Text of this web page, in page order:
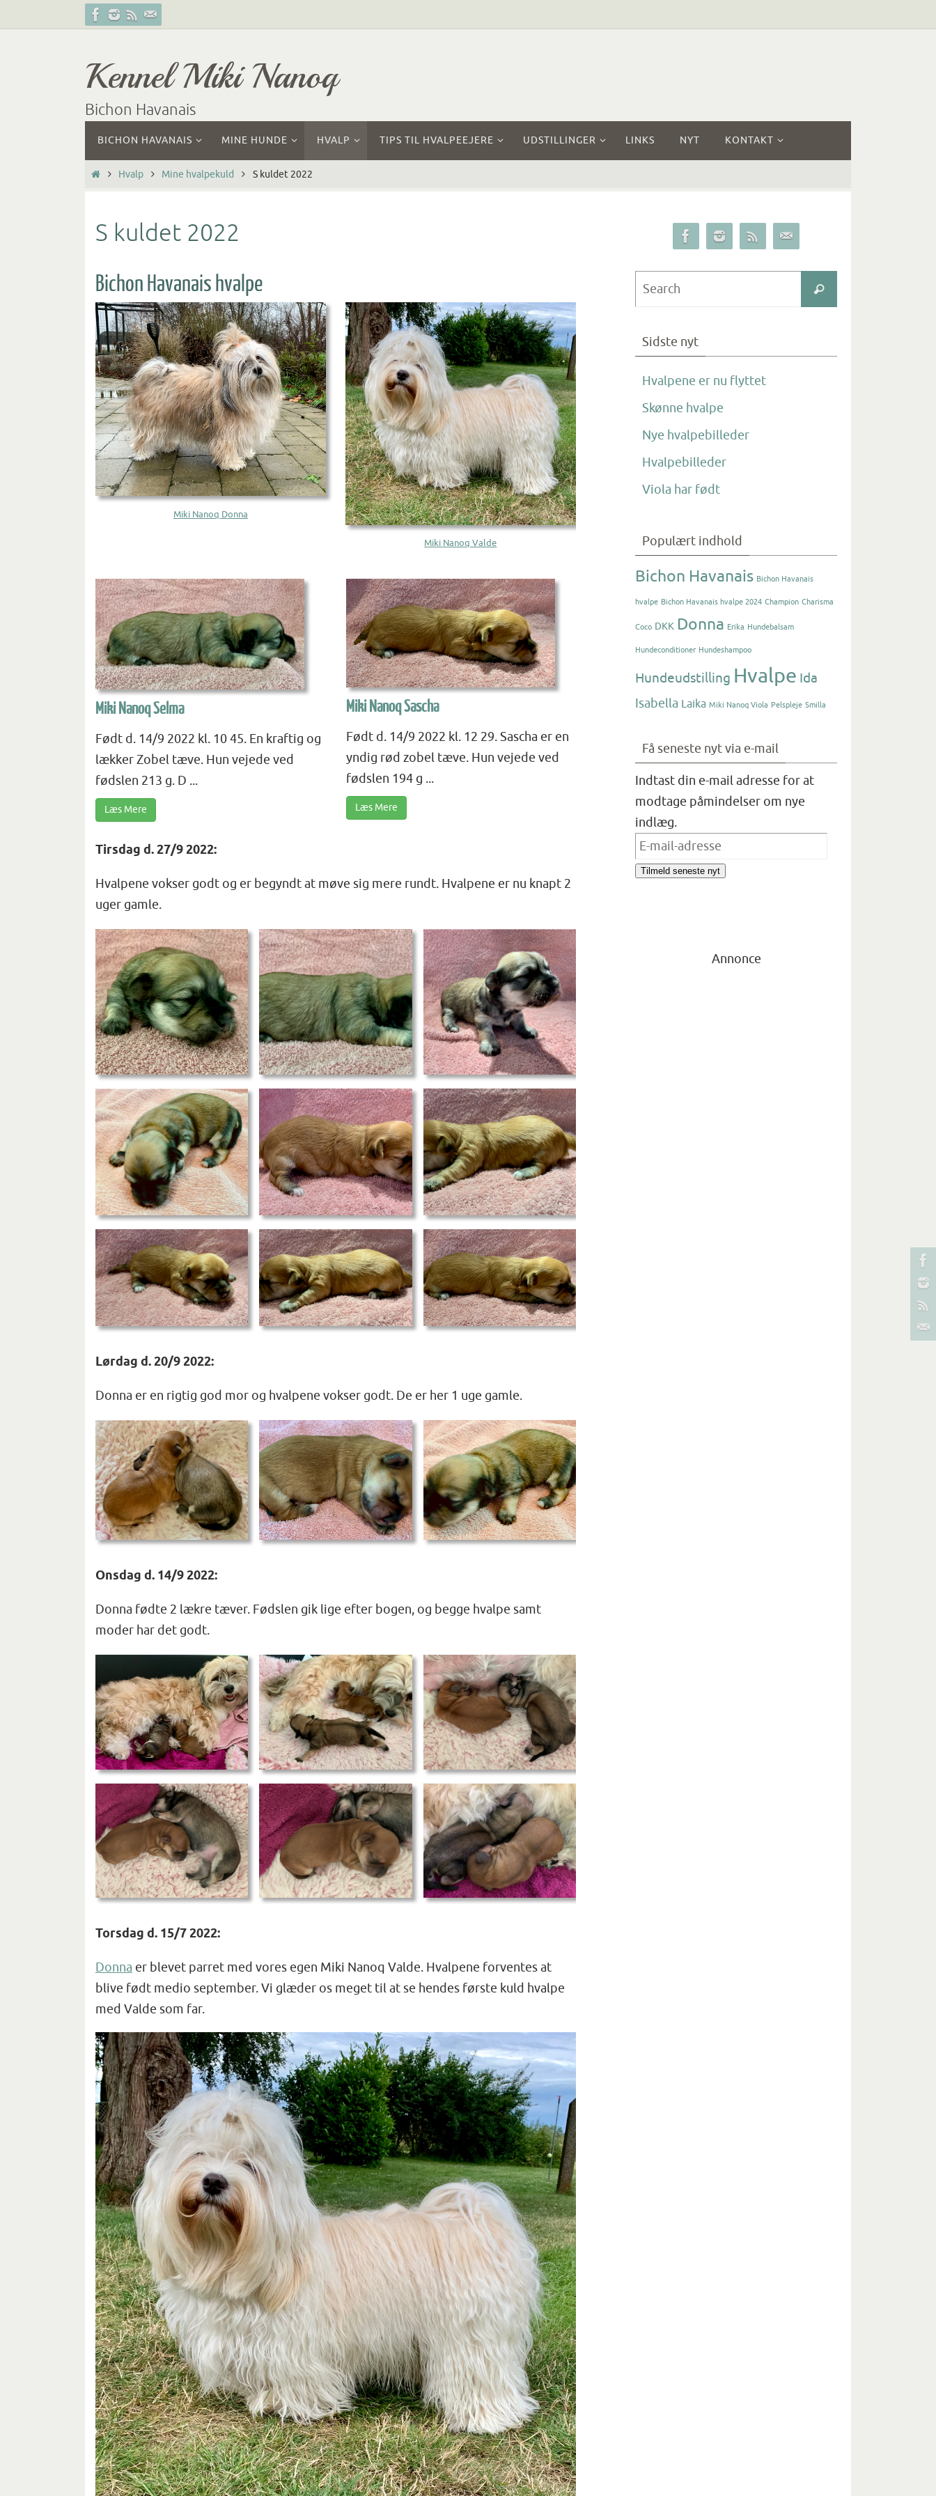
to
Kennel Miki Nanoq
Bichon Havanais
content
BICHON HAVANAIS MINE HUNDE HVALP TIPS TIL HVALPEEJERE UDSTILLINGER LINKS NYT KONTAKT
HomeHvalp Mine hvalpekuld S kuldet 2022
S kuldet 2022
Bichon Havanais hvalpe
Miki Nanoq Donna
Miki Nanoq Valde
Miki Nanoq Selma
Født d. 14/9 2022 kl. 10 45. En kraftig og
lækker Zobel tæve. Hun vejede ved
fødslen 213 g. D ...
Læs Mere
Miki Nanoq Sascha
Født d. 14/9 2022 kl. 12 29. Sascha er en
yndig rød zobel tæve. Hun vejede ved
fødslen 194 g ...
Læs Mere
Tirsdag d. 27/9 2022:
Hvalpene vokser godt og er begyndt at møve sig mere rundt. Hvalpene er nu knapt 2
uger gamle.
Lørdag d. 20/9 2022:
Donna er en rigtig god mor og hvalpene vokser godt. De er her 1 uge gamle.
Onsdag d. 14/9 2022:
Donna fødte 2 lækre tæver. Fødslen gik lige efter bogen, og begge hvalpe samt
moder har det godt.
Torsdag d. 15/7 2022:
Donna er blevet parret med vores egen Miki Nanoq Valde. Hvalpene forventes at
blive født medio september. Vi glæder os meget til at se hendes første kuld hvalpe
med Valde som far.
Search
Sidste nyt
Hvalpene er nu flyttet
Skønne hvalpe
Nye hvalpebilleder
Hvalpebilleder
Viola har født
Populært indhold
Bichon Havanais Bichon Havanais
hvalpe Bichon Havanais hvalpe 2024 Champion Charisma
Coco DKK Donna Erika Hundebalsam
Hundeconditioner Hundeshampoo
Hundeudstilling Hvalpe Ida
Isabella Laika Miki Nanoq Viola Pelspleje Smilla
Få seneste nyt via e-mail
Indtast din e-mail adresse for at
modtage påmindelser om nye
indlæg.
E-
mail-
Tilmeld seneste nyt
Annonce